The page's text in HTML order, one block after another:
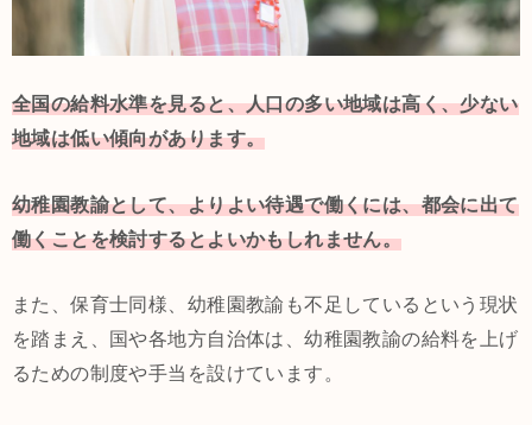
全国の給料水準を見ると、人口の多い地域は高く、少ない
地域は低い傾向があります。
幼稚園教諭として、よりよい待遇で働くには、都会に出て
働くことを検討するとよいかもしれません。
また、保育士同様、幼稚園教諭も不足しているという現状
を踏まえ、国や各地方自治体は、幼稚園教諭の給料を上げ
るための制度や手当を設けています。